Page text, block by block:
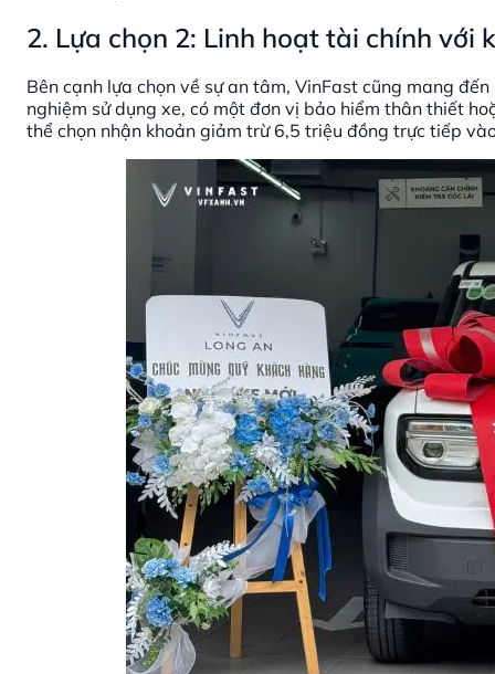
2. Lựa chọn 2: Linh hoạt tài chính với
Bên cạnh lựa chọn về sự an tâm, VinFast cũng mang
nghiệm sử dụng xe, có một đơn vị bảo hiểm thân thiết
thể chọn nhận khoản giảm trừ 6,5 triệu đồng trực tiếp